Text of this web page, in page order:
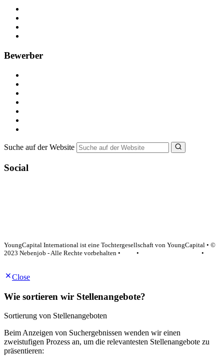
Bewerber
Suche auf der Website
Social
YoungCapital International ist eine Tochtergesellschaft von YoungCapital • ©
2023 Nebenjob - Alle Rechte vorbehalten •
•
•
Close
Wie sortieren wir Stellenangebote?
Sortierung von Stellenangeboten
Beim Anzeigen von Suchergebnissen wenden wir einen
zweistufigen Prozess an, um die relevantesten Stellenangebote zu
präsentieren: